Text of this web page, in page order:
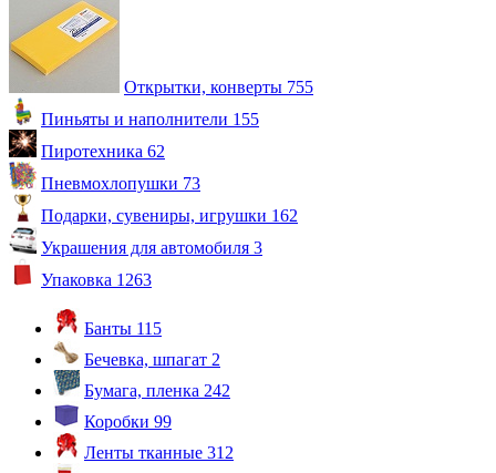
Открытки, конверты 755
Пиньяты и наполнители 155
Пиротехника 62
Пневмохлопушки 73
Подарки, сувениры, игрушки 162
Украшения для автомобиля 3
Упаковка 1263
Банты 115
Бечевка, шпагат 2
Бумага, пленка 242
Коробки 99
Ленты тканные 312